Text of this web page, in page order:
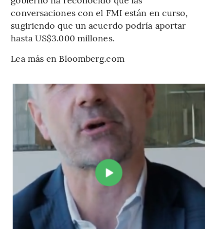
conversaciones con el FMI están en curso,
sugiriendo que un acuerdo podría aportar
hasta US$3.000 millones.
Lea más en Bloomberg.com